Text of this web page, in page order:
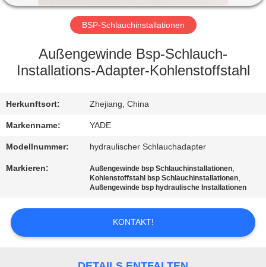
FABRIK-
AUSFLUG
QUALITÄTSKONTROLLE
TRETEN
SIE
MIT
UNS
FORDERN
BSP-Schlauchinstallationen
Außengewinde Bsp-Schlauch-
Installations-Adapter-Kohlenstoffstahl
Herkunftsort: Zhejiang, China
Markenname: YADE
Modellnummer: hydraulischer Schlauchadapter
Markieren: Außengewinde bsp Schlauchinstallationen,
Kohlenstoffstahl bsp Schlauchinstallationen,
Außengewinde bsp hydraulische Installationen
KONTAKT!